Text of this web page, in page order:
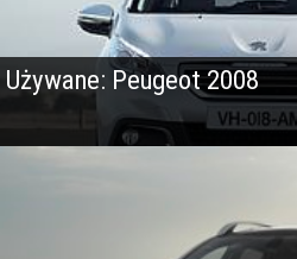
Używane: Peugeot 2008